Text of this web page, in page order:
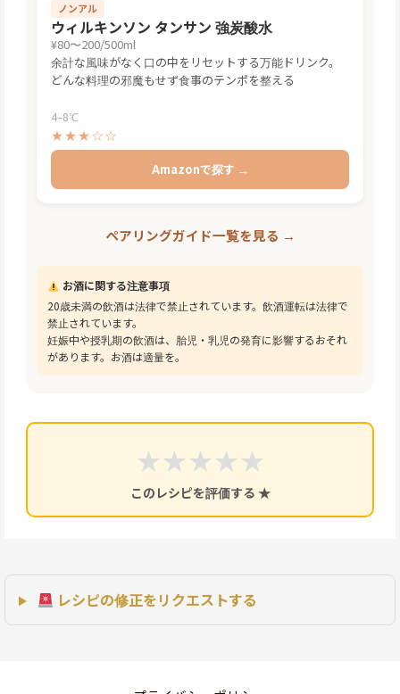
ノンアル
ウィルキンソン タンサン 強炭酸水
¥80〜200/500ml
余計な風味がなく口の中をリセットする万能ドリンク。
どんな料理の邪魔もせず食事のテンポを整える
4–8℃
★★★☆☆
Amazonで探す →
ペアリングガイド一覧を見る →
お酒に関する注意事項
20歳未満の飲酒は法律で禁止されています。飲酒運転は法律で
禁止されています。
妊娠中や授乳期の飲酒は、胎児・乳児の発育に影響するおそれ
があります。お酒は適量を。
★
★
★
★
★
このレシピを評価する ★
レシピの修正をリクエストする